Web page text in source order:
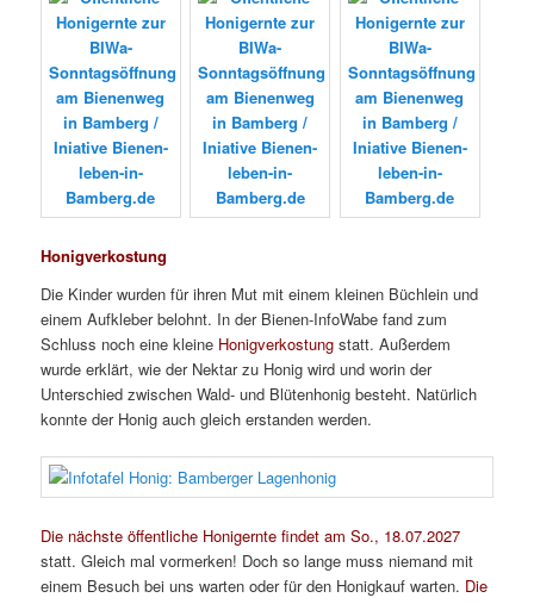
Honigverkostung
Die Kinder wurden für ihren Mut mit einem kleinen Büchlein und
einem Aufkleber belohnt. In der Bienen-InfoWabe fand zum
Schluss noch eine kleine Honigverkostung statt. Außerdem
wurde erklärt, wie der Nektar zu Honig wird und worin der
Unterschied zwischen Wald- und Blütenhonig besteht. Natürlich
konnte der Honig auch gleich erstanden werden.
Die nächste öffentliche Honigernte findet am So., 18.07.2027
statt. Gleich mal vormerken! Doch so lange muss niemand mit
einem Besuch bei uns warten oder für den Honigkauf warten. Die